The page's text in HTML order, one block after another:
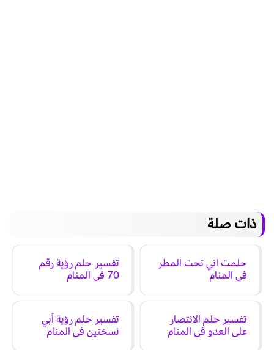
ذات صلة
حلمت اني تحت المطر
في المنام
تفسير حلم رؤية رقم
70 في المنام
تفسير حلم الانتصار
على العدو في المنام
تفسير حلم رؤية أبي
نسختين في المنام